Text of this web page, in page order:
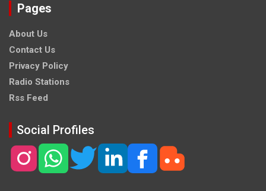
Pages
About Us
Contact Us
Privacy Policy
Radio Stations
Rss Feed
Social Profiles